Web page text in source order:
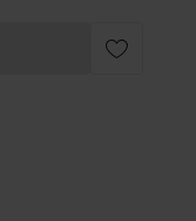
8.99